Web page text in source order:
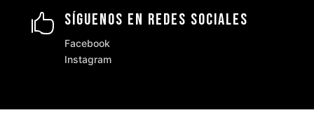
 Síguenos en Redes Sociales
Facebook
Instagram